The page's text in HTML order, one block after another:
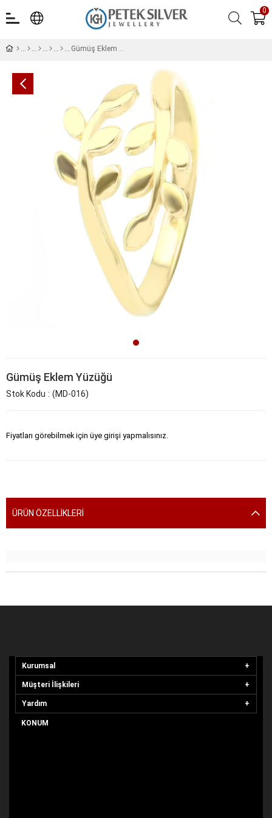
0
Gümüş Eklem Yüzüğü
Gümüş Eklem Yüzüğü
Stok Kodu (MD-016)
Fiyatları görebilmek için üye girişi yapmalısınız.
ÜRÜN ÖZELLIKLERI
Kurumsal
Müşteri İlişkileri
Yardım
KONUM